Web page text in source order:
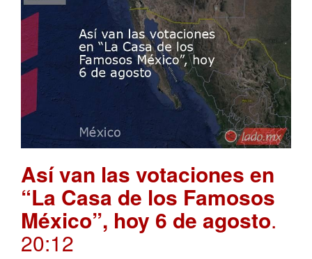
Así van las votaciones en
“La Casa de los Famosos
México”, hoy 6 de agosto.
20:12